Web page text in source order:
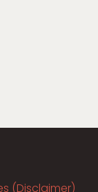
(Disclaimer)